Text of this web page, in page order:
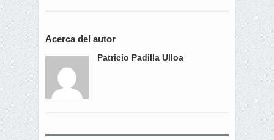
Acerca del autor
Patricio Padilla Ulloa